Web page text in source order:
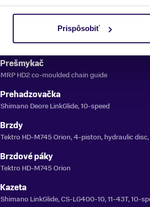
Prispôsobiť
Shimano Deore LinkGlide
Prešmykač
MRP HD2 co-moulded chain guide
Prehadzovačka
Shimano Deore LinkGlide, 10-speed
Brzdy
Tektro HD-M745 Orion, 4-piston, hydraulic
Brzdové páky
Tektro HD-M745 Orion
Kazeta
Shimano LinkGlide, CS-LG400-10, 11-43T, 10-